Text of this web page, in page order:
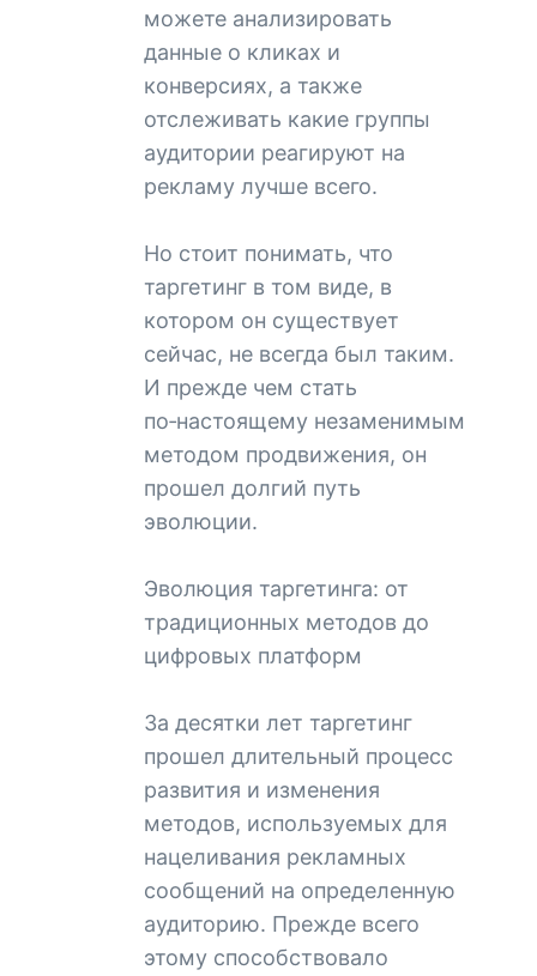
можете анализировать
данные о кликах и
конверсиях, а также
отслеживать какие группы
аудитории реагируют на
рекламу лучше всего.
Но стоит понимать, что
таргетинг в том виде, в
котором он существует
сейчас, не всегда был таким.
И прежде чем стать
по‑настоящему незаменимым
методом продвижения, он
прошел долгий путь
эволюции.
Эволюция таргетинга: от
традиционных методов до
цифровых платформ
За десятки лет таргетинг
прошел длительный процесс
развития и изменения
методов, используемых для
нацеливания рекламных
сообщений на определенную
аудиторию. Прежде всего
этому способствовало